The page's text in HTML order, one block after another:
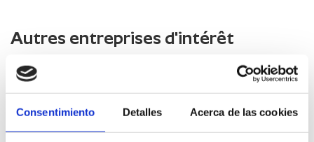
Consentimiento Detalles Acerca de las cookies
Autres entreprises d'intérêt
Gran Hotel Toledo